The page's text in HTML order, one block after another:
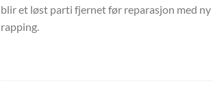
blir et løst parti fjernet før reparasjon med ny
rapping.